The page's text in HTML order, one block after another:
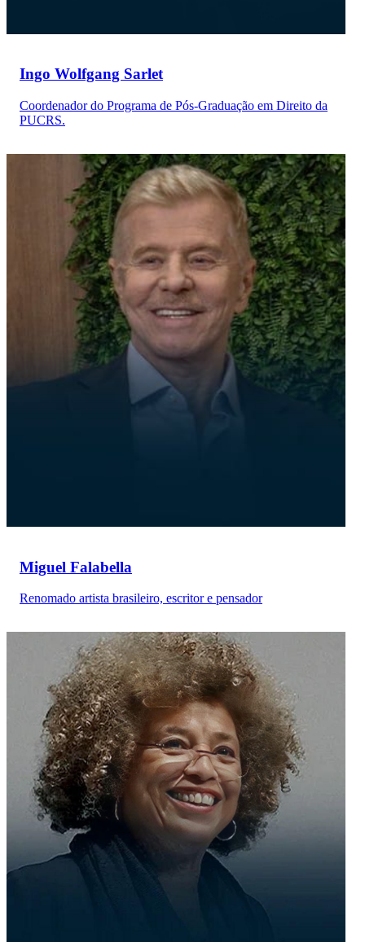
Ingo Wolfgang Sarlet
Coordenador do Programa de Pós-Graduação em Direito da
PUCRS.
Miguel Falabella
Renomado artista brasileiro, escritor e pensador